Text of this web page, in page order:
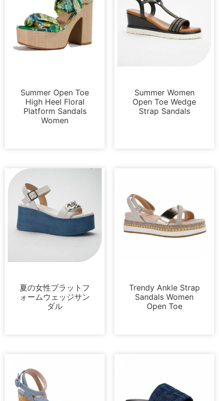
Summer Open Toe
High Heel Floral
Platform Sandals
Women
Summer Women
Open Toe Wedge
Strap Sandals
夏の女性プラットフ
ォームウェッジサン
ダル
Trendy Ankle Strap
Sandals Women
Open Toe